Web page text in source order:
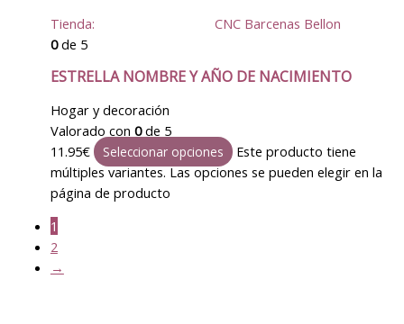
Tienda:
CNC Barcenas Bellon
0de 5
ESTRELLA NOMBRE Y AÑO DE NACIMIENTO
Hogar y decoración
Valorado con 0de 5
11.95€ Seleccionar opciones
Este producto tiene
múltiples variantes. Las opciones se pueden elegir en la
página de producto
1
2
→